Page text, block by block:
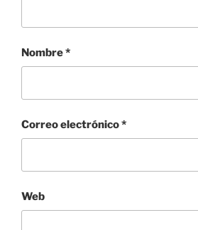
Nombre*
Correo electrónico*
Web